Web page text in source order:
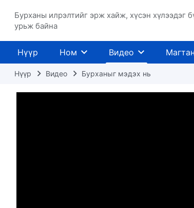
Бурханы илрэлтийг эрж хайж, хүсэн хүлээдэг
урьж байна
Нүүр Ном Видео
Нүүр Видео Бурханыг мэдэх нь